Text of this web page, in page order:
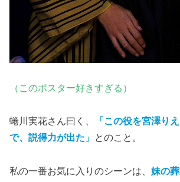
（このポスター好きすぎる）
蜷川実花さん曰く、
「この役を宮澤り
で、説得力が出た」 とのこと。
私の一番お気に入りのシーンは、 妹の